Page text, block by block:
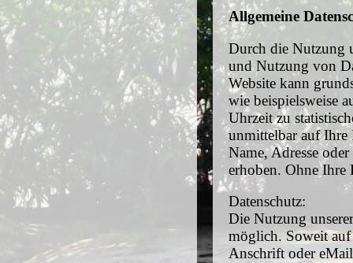
Allgemeine
Durch die Nutzung
und Nutzung von
Website kann
wie beispielsweise
Uhrzeit zu
unmittelbar auf Ihre
Name, Adresse
erhoben. Ohne
Datenschutz:
Die Nutzung
möglich. Soweit auf
Anschrift oder